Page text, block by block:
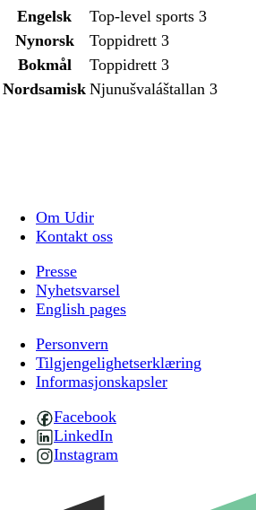
Engelsk
Top-level sports 3
Nynorsk
Toppidrett 3
Bokmål
Toppidrett 3
Nordsamisk Njunušvaláštallan 3
Om Udir
Kontakt oss
Presse
Nyhetsvarsel
English pages
Personvern
Tilgjengelighetserklæring
Informasjonskapsler
Facebook
LinkedIn
Instagram